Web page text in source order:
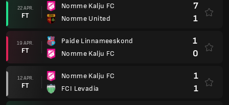
22 APR.
FT
Nomme Kalju FC
Nomme United
7
1
19 APR.
FT
Paide Linnameeskond
Nomme Kalju FC
1
0
12 APR.
FT
Nomme Kalju FC
FCI Levadia
1
1